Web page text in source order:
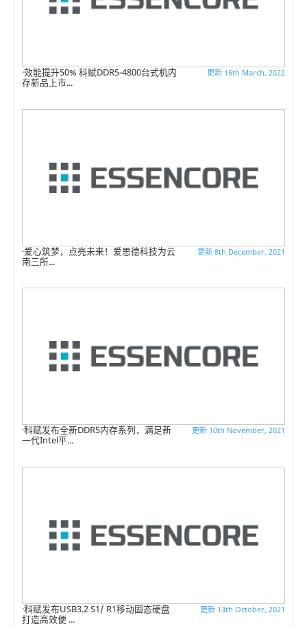
效能提升50% 科赋DDR5-4800台式机内
存新品上市...
更新 16th March, 2022
爱心筑梦，点亮未来！爱思德科技为云
南三所...
更新 8th December, 2021
科赋发布全新DDR5内存系列，满足新
一代Intel平...
更新 10th November, 2021
科赋发布USB3.2 S1/ R1移动固态硬盘
打造高效便 ...
更新 13th October, 2021